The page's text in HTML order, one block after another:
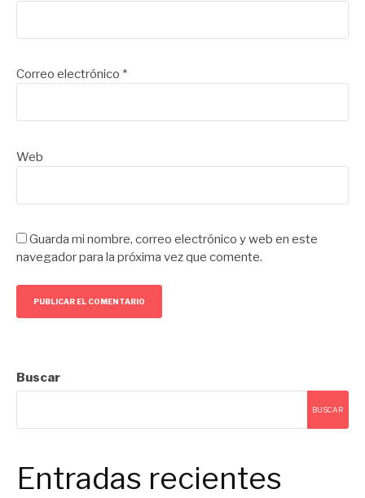
Correo electrónico *
Web
Guarda mi nombre, correo electrónico y web en este
navegador para la próxima vez que comente.
Buscar
BUSCAR
Entradas recientes